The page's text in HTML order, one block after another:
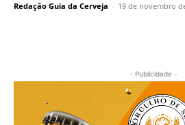
Redação Guia da Cerveja - 19 de novembro
- Publicidade -